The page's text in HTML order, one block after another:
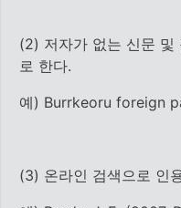
(2) 저자가 없는 신문 및
로 한다.
예) Burrkeoru foreign
(3) 온라인 검색으로 인